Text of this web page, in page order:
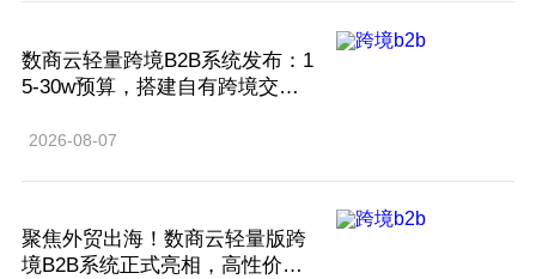
数商云轻量跨境B2B系统发布：1
5-30w预算，搭建自有跨境交易
2026-08-07
聚焦外贸出海！数商云轻量版跨
境B2B系统正式亮相，高性价比